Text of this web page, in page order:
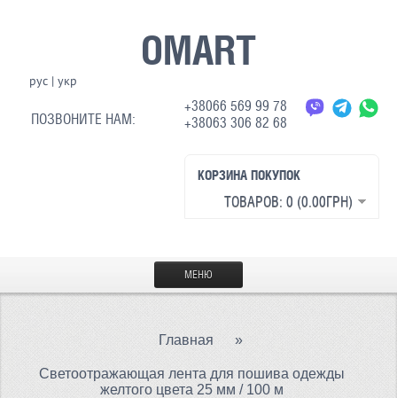
OMART
рус| укр
ПОЗВОНИТЕ НАМ:
+38066 569 99 78
+38063 306 82 68
КОРЗИНА ПОКУПОК
ТОВАРОВ: 0 (0.00ГРН)
МЕНЮ
МАТЕРИАЛЫ
СВЕТООТРАЖАЮЩАЯ ТКАНЬ
Главная »
Светоотражающая лента для пошива одежды
желтого цвета 25 мм / 100 м